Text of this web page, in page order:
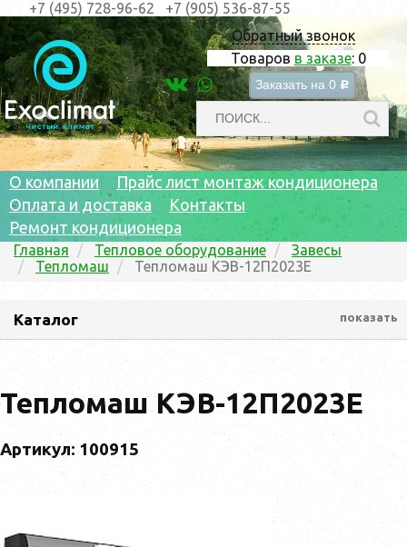
Обратный звонок
Товаров в заказе: 0
Заказать на 0 c
+7 (495) 728-96-62 +7 (905) 536-87-55
О компании
Прайс лист монтаж кондиционера
Оплата и доставка
Контакты
Ремонт кондиционера
Главная Тепловое оборудование
Завесы
Тепломаш
Тепломаш КЭВ-12П2023Е
Каталог показать
Тепломаш КЭВ-12П2023Е
Артикул: 100915